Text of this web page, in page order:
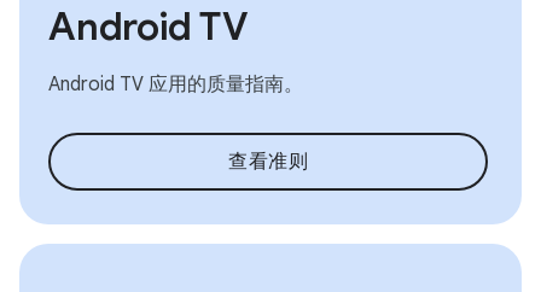
Android TV
Android TV 应用的质量指南。
查看准则